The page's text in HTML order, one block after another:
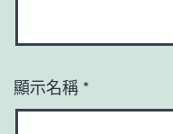
顯示名稱 *